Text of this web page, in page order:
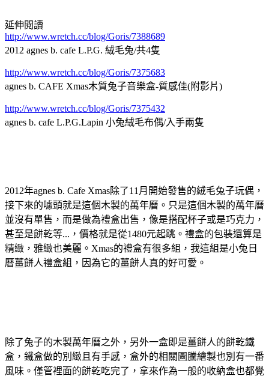
延伸閱讀
http://www.wretch.cc/blog/Goris/7388689
2012 agnes b. cafe L.P.G. 絨毛兔/共4隻
http://www.wretch.cc/blog/Goris/7375683
agnes b. CAFE Xmas木質兔子音樂盒-質感佳(附影片)
http://www.wretch.cc/blog/Goris/7375432
agnes b. cafe L.P.G.Lapin 小兔絨毛布偶/入手兩隻
2012年agnes b. Cafe Xmas除了11月開始發售的絨毛兔子玩偶，
接下來的噱頭就是這個木製的萬年曆。只是這個木製的萬年曆
並沒有單售，而是做為禮盒出售，像是搭配杯子或是巧克力，
甚至是餅乾等...，價格就是從1480元起跳。禮盒的包裝還算是
精緻，雅緻也美麗。Xmas的禮盒有很多組，我這組是小兔日
曆薑餅人禮盒組，因為它的薑餅人真的好可愛。
除了兔子的木製萬年曆之外，另外一盒即是薑餅人的餅乾鐵
盒，鐵盒做的別緻且有手感，盒外的相關圖騰繪製也別有一番
風味。僅管裡面的餅乾吃完了，拿來作為一般的收納盒也都覺